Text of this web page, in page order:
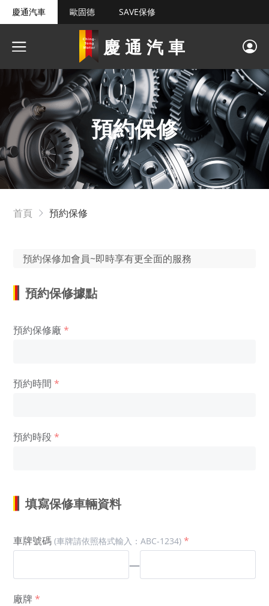
慶通汽車 歐固德 SAVE保修
慶通汽車
預約保修
首頁 預約保修
預約保修加會員~即時享有更全面的服務
預約保修據點
預約保修廠
預約時間
預約時段
填寫保修車輛資料
車牌號碼 (車牌請依照格式輸入：ABC-1234)
—
廠牌